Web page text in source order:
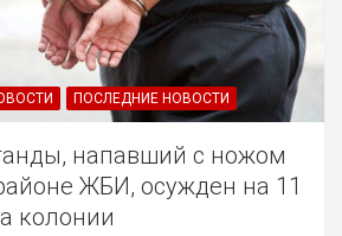
ПОСЛЕДНИЕ НОВОСТИ
напавший с ножом
ЖБИ, осужден на 11
колонии